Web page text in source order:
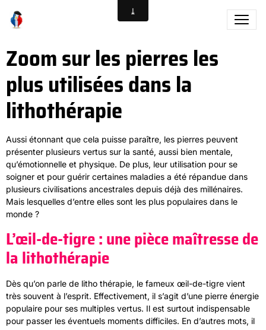
Zoom sur les pierres les
plus utilisées dans la
lithothérapie
Aussi étonnant que cela puisse paraître, les pierres peuvent
présenter plusieurs vertus sur la santé, aussi bien mentale,
qu’émotionnelle et physique. De plus, leur utilisation pour se
soigner et pour guérir certaines maladies a été répandue dans
plusieurs civilisations ancestrales depuis déjà des millénaires.
Mais lesquelles d’entre elles sont les plus populaires dans le
monde ?
L’œil-de-tigre : une pièce maîtresse de
la lithothérapie
Dès qu’on parle de litho thérapie, le fameux œil-de-tigre vient
très souvent à l’esprit. Effectivement, il s’agit d’une pierre énergie
populaire pour ses multiples vertus. Il est surtout indispensable
pour passer les éventuels moments difficiles. En d’autres mots, il